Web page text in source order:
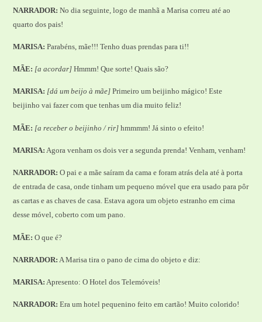
NARRADOR: No dia seguinte, logo de manhã a Marisa correu até ao
quarto dos pais!
MARISA: Parabéns, mãe!!! Tenho duas prendas para ti!!
MÃE: [a acordar] Hmmm! Que sorte! Quais são?
MARISA: [dá um beijo à mãe] Primeiro um beijinho mágico! Este
beijinho vai fazer com que tenhas um dia muito feliz!
MÃE: [a receber o beijinho / rir] hmmmm! Já sinto o efeito!
MARISA: Agora venham os dois ver a segunda prenda! Venham, venham!
NARRADOR: O pai e a mãe saíram da cama e foram atrás dela até à porta
de entrada de casa, onde tinham um pequeno móvel que era usado para pôr
as cartas e as chaves de casa. Estava agora um objeto estranho em cima
desse móvel, coberto com um pano.
MÃE: O que é?
NARRADOR: A Marisa tira o pano de cima do objeto e diz:
MARISA: Apresento: O Hotel dos Telemóveis!
NARRADOR: Era um hotel pequenino feito em cartão! Muito colorido!